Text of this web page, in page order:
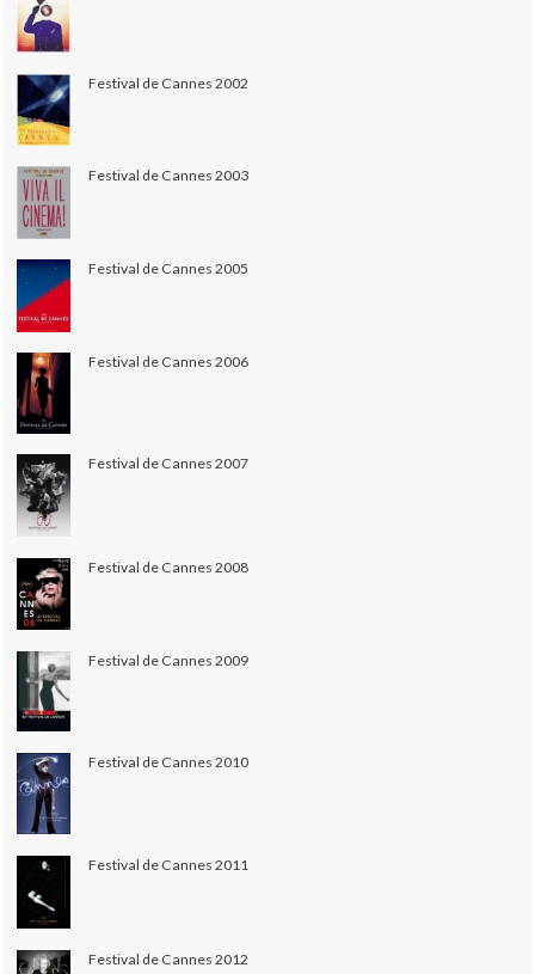
Festival de Cannes 2002
Festival de Cannes 2003
Festival de Cannes 2005
Festival de Cannes 2006
Festival de Cannes 2007
Festival de Cannes 2008
Festival de Cannes 2009
Festival de Cannes 2010
Festival de Cannes 2011
Festival de Cannes 2012